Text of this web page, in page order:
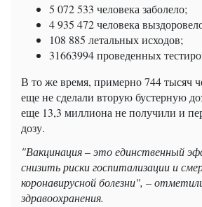
5 072 533 человека заболело;
4 935 472 человека
108 885 летальных исходов;
31663994 проведенных
В то же время, примерно 744 тысяч
еще не сделали вторую бустерную
еще 13,3 миллиона не получили и
дозу.
"Вакцинация – это единственный
снизить риски госпитализации и
коронавирусной болезни", –
здравоохранения.